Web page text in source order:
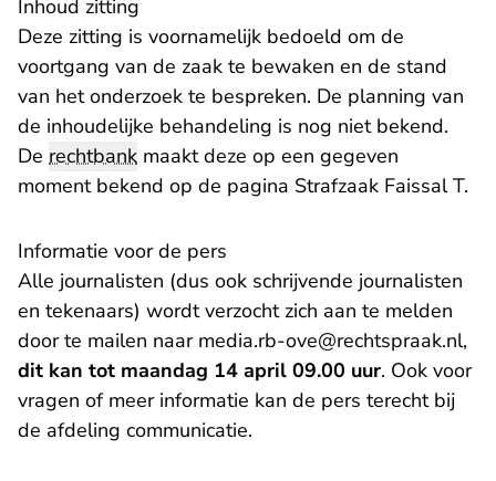
Inhoud zitting
Deze zitting is voornamelijk bedoeld om de
voortgang van de zaak te bewaken en de stand
van het onderzoek te bespreken. De planning van
de inhoudelijke behandeling is nog niet bekend.
De rechtbank maakt deze op een gegeven
moment bekend op de pagina Strafzaak Faissal T.
Informatie voor de pers
Alle journalisten (dus ook schrijvende journalisten
en tekenaars) wordt verzocht zich aan te melden
door te mailen naar media.rb-ove@rechtspraak.nl- U
,
dit kan tot maandag 14 april 09.00 uur. Ook voor
vragen of meer informatie kan de pers terecht bij
de afdeling communicatie.